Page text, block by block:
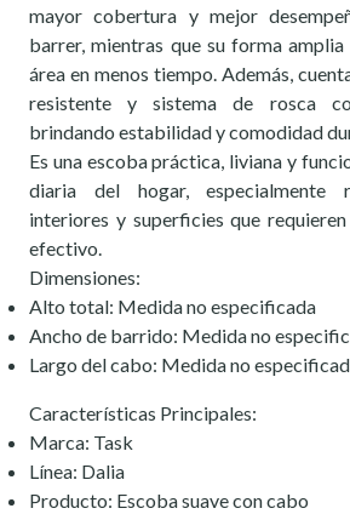
mayor cobertura y mejor
barrer, mientras que su forma
área en menos tiempo. Además,
resistente y sistema de rosca
brindando estabilidad y comodidad
Es una escoba práctica, liviana y
diaria del hogar, especialmente
interiores y superficies que
efectivo.
Dimensiones:
Alto total: Medida no especificada
Ancho de barrido: Medida no
Largo del cabo: Medida no
Características Principales:
Marca: Task
Línea: Dalia
Producto: Escoba suave con cabo